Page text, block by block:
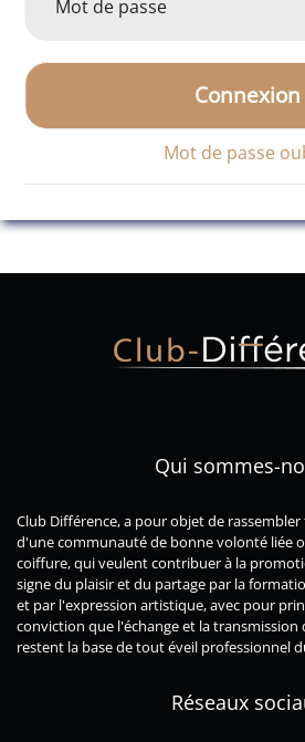
Connexion
Mot de passe
Qui sommes-
Club Différence, a pour objet de
d'unecommunautéde bonne volonté liée
coiffure, qui veulent contribuer à la
signe du plaisir et du partage par la
et par l'expression artistique, avec pour
conviction que l'échangeet latransmission
restent la base de tout éveil professionnel
Réseaux